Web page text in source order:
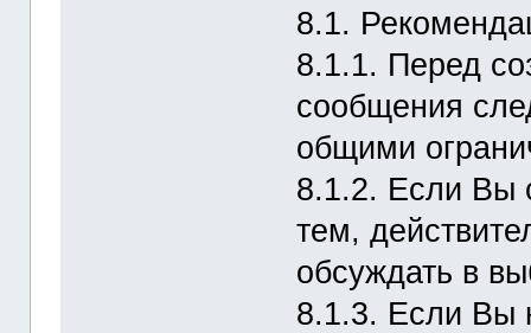
8.1.
8.1.1. Перед
сообщения
общими
8.1.2. Если Вы
тем,
обсуждать в
8.1.3. Если Вы